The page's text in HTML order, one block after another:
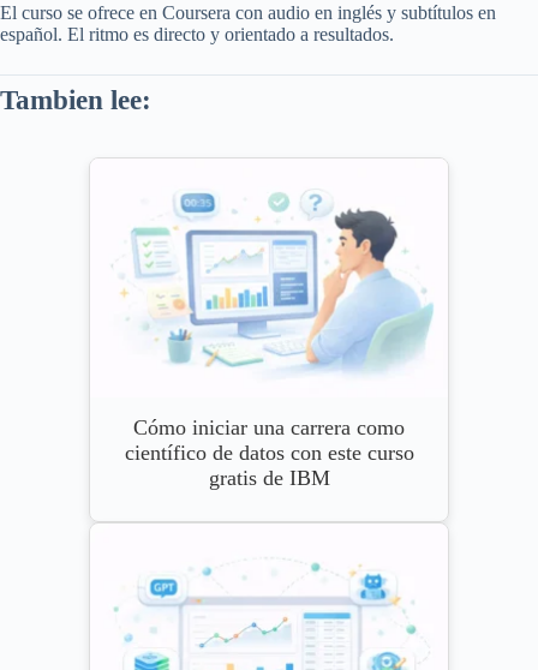
El curso se ofrece en Coursera con audio en inglés y subtítulos en
español. El ritmo es directo y orientado a resultados.
Tambien lee:
Cómo iniciar una carrera como
científico de datos con este curso
gratis de IBM